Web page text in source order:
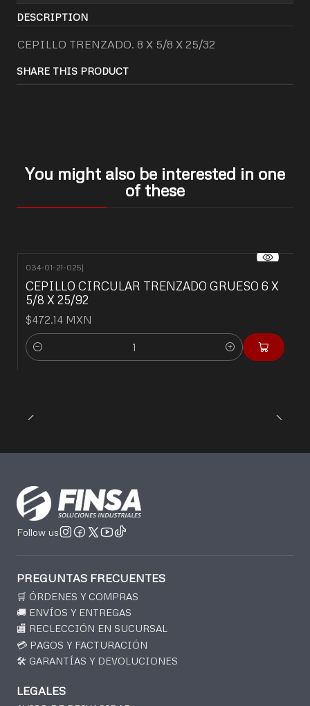
DESCRIPTION
CEPILLO TRENZADO. 8 X 5/8 X 25/32
SHARE THIS PRODUCT
You might also be interested in one
of these
034-01-21-025|
CEPILLO CIRCULAR TRENZADO GRUESO 6 X
5/8 X 25/92
$472.14 MXN
Quantity
Follow us
PREGUNTAS FRECUENTES
🛒 ÓRDENES Y COMPRAS
🚚 ENVÍOS Y ENTREGAS
🏬 RECLECCIÓN EN SUCURSAL
💳 PAGOS Y FACTURACIÓN
🛠️ GARANTÍAS Y DEVOLUCIONES
LEGALES